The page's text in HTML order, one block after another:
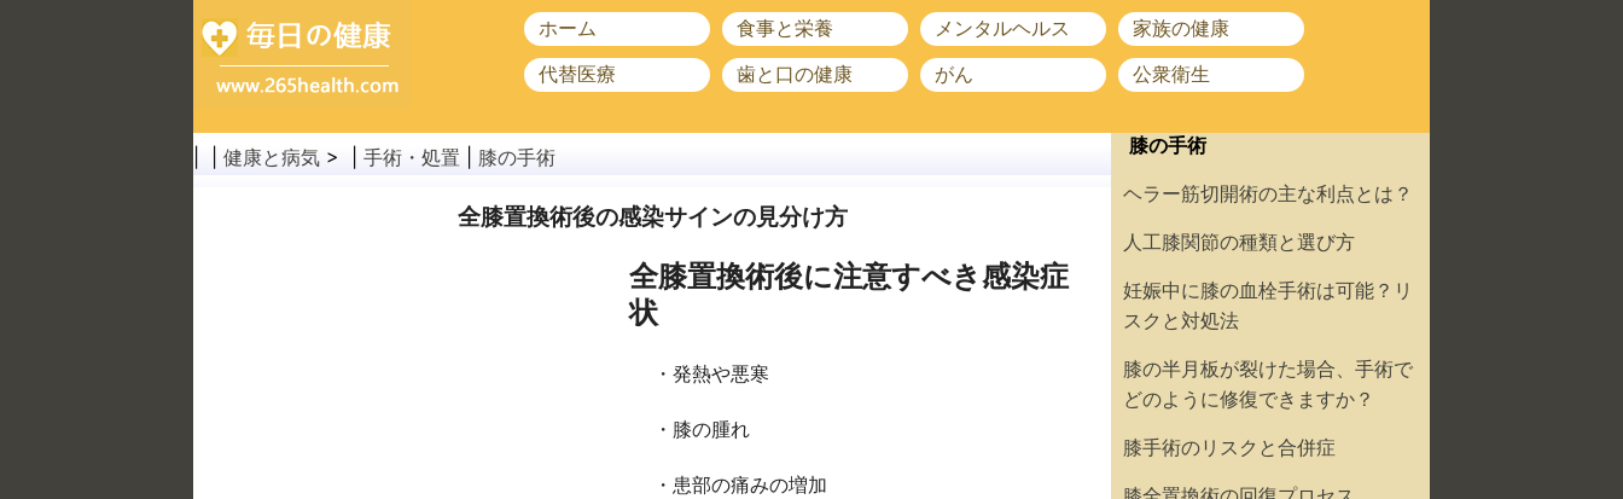
ホーム 食事と栄養 メンタルヘルス
家族の健康
代替医療
歯と口の健康 がん 公衆衛生
健康と病気 > | 手術・処置 膝の手術
全膝置換術後の感染サインの見分け方
全膝置換術後に注意すべき感染症
状
・発熱や悪寒
・膝の腫れ
・患部の痛みの増加
膝の手術
ヘラー筋切開術の主な利点とは？
人工膝関節の種類と選び方
妊娠中に膝の血栓手術は可能？リ
スクと対処法
膝の半月板が裂けた場合、手術で
どのように修復できますか？
膝手術のリスクと合併症